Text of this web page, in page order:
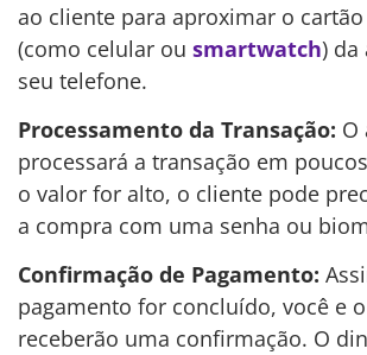
ao cliente para aproximar o
(como celular ou smartwatch) da
seu telefone.
Processamento da Transação: O
processará a transação em
o valor for alto, o cliente pode
a compra com uma senha ou
Confirmação de Pagamento:
pagamento for concluído, você e
receberão uma confirmação. O